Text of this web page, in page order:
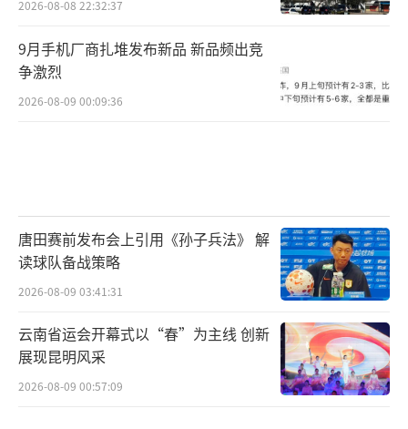
2026-08-08 22:32:37
9月手机厂商扎堆发布新品 新品频出竞
争激烈
2026-08-09 00:09:36
唐田赛前发布会上引用《孙子兵法》 解
读球队备战策略
2026-08-09 03:41:31
云南省运会开幕式以“春”为主线 创新
展现昆明风采
2026-08-09 00:57:09